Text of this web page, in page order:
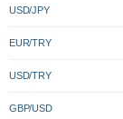
USD/JPY
EUR/TRY
USD/TRY
GBP/USD